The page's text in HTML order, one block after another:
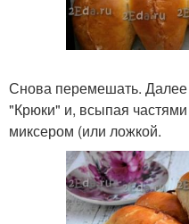
Снова перемешать. Далее
"Крюки" и, всыпая
миксером (или ложкой.